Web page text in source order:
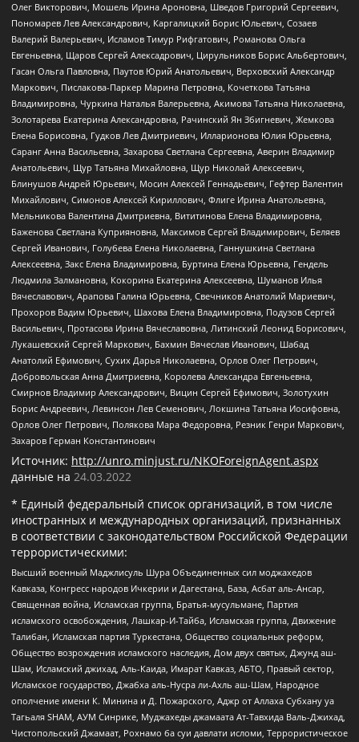
Олег Викторович, Мошель Ирина Ароновна, Шведов Григорий Сергеевич,
Пономарев Лев Александрович, Каргалицкий Борис Юльевич, Созаев
Валерий Валерьевич, Исламов Тимур Рифгатович, Романова Ольга
Евгеньевна, Щаров Сергей Алексадрович, Цирульников Борис Альбертович,
Гасан Ольга Павловна, Паутов Юрий Анатольевич, Верховский Александр
Маркович, Пислакова-Паркер Марина Петровна, Кочеткова Татьяна
Владимировна, Чуркина Наталья Валерьевна, Акимова Татьяна Николаевна,
Золотарева Екатерина Александровна, Рачинский Ян Збигневич, Жемкова
Елена Борисовна, Гудков Лев Дмитриевич, Илларионова Юлия Юрьевна,
Саранг Анна Васильевна, Захарова Светлана Сергеевна, Аверин Владимир
Анатольевич, Щур Татьяна Михайловна, Щур Николай Алексеевич,
Блинушов Андрей Юрьевич, Мосин Алексей Геннадьевич, Гефтер Валентин
Михайлович, Симонов Алексей Кириллович, Флиге Ирина Анатольевна,
Мельникова Валентина Дмитриевна, Вититинова Елена Владимировна,
Баженова Светлана Куприяновна, Максимов Сергей Владимирович, Беляев
Сергей Иванович, Голубева Елена Николаевна, Ганнушкина Светлана
Алексеевна, Закс Елена Владимировна, Буртина Елена Юрьевна, Гендель
Людмила Залмановна, Кокорина Екатерина Алексеевна, Шуманов Илья
Вячеславович, Арапова Галина Юрьевна, Свечников Анатолий Мариевич,
Прохоров Вадим Юрьевич, Шахова Елена Владимировна, Подузов Сергей
Васильевич, Протасова Ирина Вячеславовна, Литинский Леонид Борисович,
Лукашевский Сергей Маркович, Бахмин Вячеслав Иванович, Шабад
Анатолий Ефимович, Сухих Дарья Николаевна, Орлов Олег Петрович,
Добровольская Анна Дмитриевна, Королева Александра Евгеньевна,
Смирнов Владимир Александрович, Вицин Сергей Ефимович, Золотухин
Борис Андреевич, Левинсон Лев Семенович, Локшина Татьяна Иосифовна,
Орлов Олег Петрович, Полякова Мара Федоровна, Резник Генри Маркович,
Захаров Герман Константинович
Источник: http://unro.minjust.ru/NKOForeignAgent.aspx
данные на 24.03.2022
* Единый федеральный список организаций, в том числе
иностранных и международных организаций, признанных
в соответствии с законодательством Российской Федерации
террористическими:
Высший военный Маджлисуль Шура Объединенных сил моджахедов
Кавказа, Конгресс народов Ичкерии и Дагестана, База, Асбат аль-Ансар,
Священная война, Исламская группа, Братья-мусульмане, Партия
исламского освобождения, Лашкар-И-Тайба, Исламская группа, Движение
Талибан, Исламская партия Туркестана, Общество социальных реформ,
Общество возрождения исламского наследия, Дом двух святых, Джунд аш-
Шам, Исламский джихад, Аль-Каида, Имарат Кавказ, АБТО, Правый сектор,
Исламское государство, Джабха аль-Нусра ли-Ахль аш-Шам, Народное
ополчение имени К. Минина и Д. Пожарского, Аджр от Аллаха Субхану уа
Тагьаля SHAM, АУМ Синрике, Муджахеды джамаата Ат-Тавхида Валь-Джихад,
Чистопольский Джамаат, Рохнамо ба суи давлати исломи, Террористическое